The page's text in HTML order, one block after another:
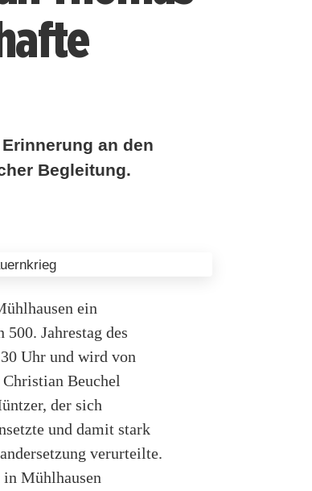
an den
Begleitung.
ein
Jahrestag des
Uhr und wird von
Beuchel
der sich
und damit stark
verurteilte.
Mühlhausen